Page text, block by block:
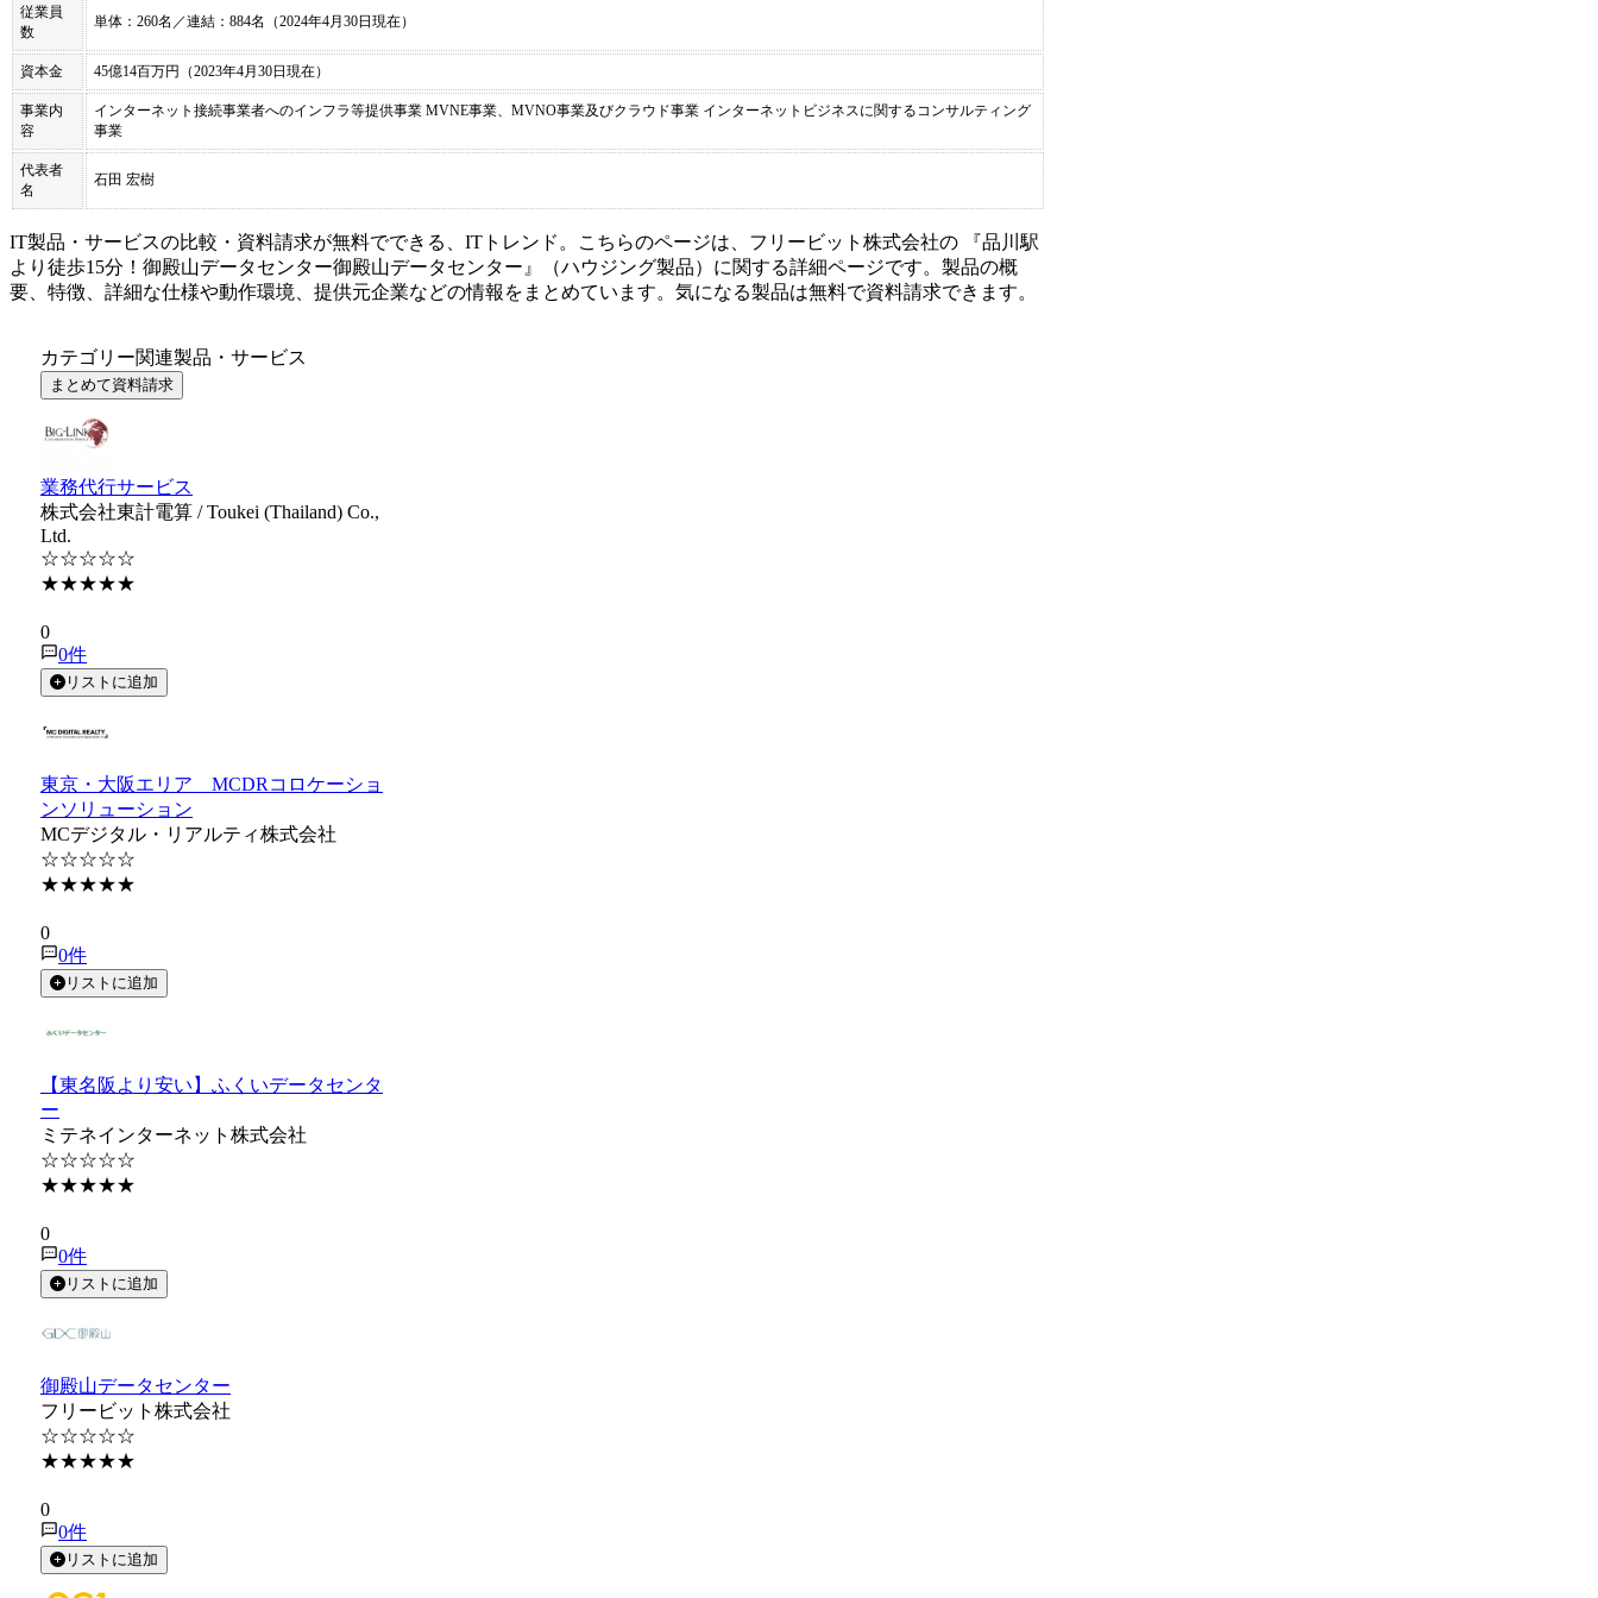
従業員
数
単体：260名／連結：884名（2024年4月30日現在）
資本金 45億14百万円（2023年4月30日現在）
事業内
容
インターネット接続事業者へのインフラ等提供事業 MVNE事業、MVNO事業及びクラウド事業 インターネットビジネスに関するコンサルティング
事業
代表者
名
石田 宏樹
IT製品・サービスの比較・資料請求が無料でできる、ITトレンド。こちらのページは、 フリービット株式会社の 『品川駅
より徒歩15分！御殿山データセンター御殿山データセンター』（ハウジング製品）に関する詳細ページです。製品の概
要、特徴、詳細な仕様や動作環境、提供元企業などの情報をまとめています。気になる製品は無料で資料請求できます。
カテゴリー関連製品・サービス
まとめて資料請求
業務代行サービス
株式会社東計電算 / Toukei (Thailand) Co.,
Ltd.
☆☆☆☆☆
★★★★★
0
0件
リストに追加
東京・大阪エリア MCDRコロケーショ
ンソリューション
MCデジタル・リアルティ株式会社
☆☆☆☆☆
★★★★★
0
0件
リストに追加
【東名阪より安い】ふくいデータセンタ
ー
ミテネインターネット株式会社
☆☆☆☆☆
★★★★★
0
0件
リストに追加
御殿山データセンター
フリービット株式会社
☆☆☆☆☆
★★★★★
0
0件
リストに追加